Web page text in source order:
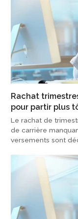
Rachat
pour partir plus
Le rachat de
de carrière
versements sont